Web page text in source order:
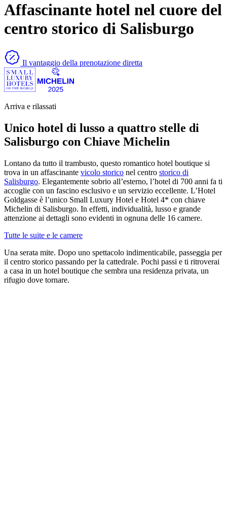
Affascinante hotel nel cuore del
centro storico di Salisburgo
Il vantaggio della prenotazione diretta
Arriva e rilassati
Unico hotel di lusso a quattro stelle di
Salisburgo con Chiave Michelin
Lontano da tutto il trambusto, questo romantico hotel boutique si
trova in un affascinante vicolo storico nel centro storico di
Salisburgo. Elegantemente sobrio all’esterno, l’hotel di 700 anni fa ti
accoglie con un fascino esclusivo e un servizio eccellente. L’Hotel
Goldgasse è l’unico Small Luxury Hotel e Hotel 4* con chiave
Michelin di Salisburgo. In effetti, individualità, lusso e grande
attenzione ai dettagli sono evidenti in ognuna delle 16 camere.
Tutte le suite e le camere
Una serata mite. Dopo uno spettacolo indimenticabile, passeggia per
il centro storico passando per la cattedrale. Pochi passi e ti ritroverai
a casa in un hotel boutique che sembra una residenza privata, un
rifugio dove tornare.